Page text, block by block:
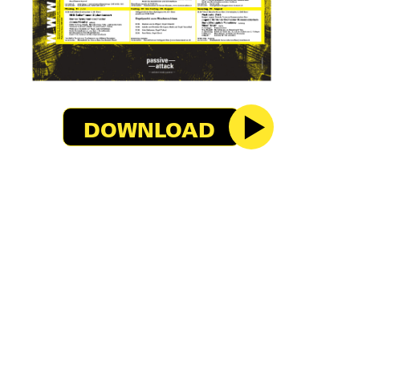
DOWNLOAD